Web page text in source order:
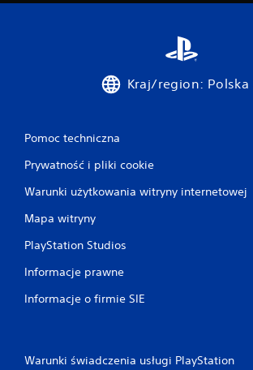
Kraj/region: Polska
Pomoc techniczna
Prywatność i pliki cookie
Warunki użytkowania witryny internetowej
Mapa witryny
PlayStation Studios
Informacje prawne
Informacje o firmie SIE
Warunki świadczenia usługi PlayStation